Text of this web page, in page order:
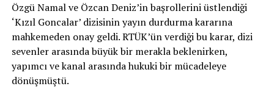
Özgü Namal ve Özcan Deniz’in başrollerini üstlendiği
‘Kızıl Goncalar’ dizisinin yayın durdurma kararına
mahkemeden onay geldi. RTÜK’ün verdiği bu karar, dizi
sevenler arasında büyük bir merakla beklenirken,
yapımcı ve kanal arasında hukuki bir mücadeleye
dönüşmüştü.